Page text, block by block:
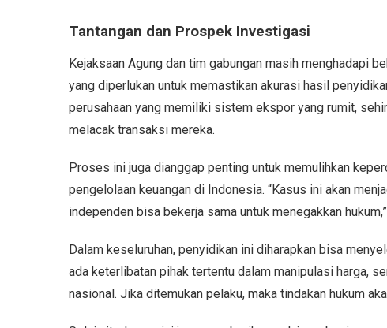
Tantangan dan Prospek Investigasi
Kejaksaan Agung dan tim gabungan masih menghadapi
yang diperlukan untuk memastikan akurasi hasil
perusahaan yang memiliki sistem ekspor yang rumit,
melacak transaksi mereka.
Proses ini juga dianggap penting untuk memulihkan
pengelolaan keuangan di Indonesia. “Kasus ini akan
independen bisa bekerja sama untuk menegakkan
Dalam keseluruhan, penyidikan ini diharapkan bisa
ada keterlibatan pihak tertentu dalam manipulasi harga,
nasional. Jika ditemukan pelaku, maka tindakan hukum